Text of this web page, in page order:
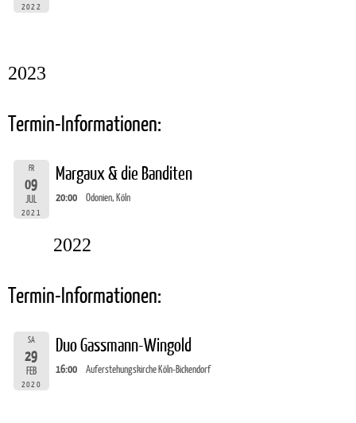
2022
2023
Termin-Informationen:
FR
09
JUL
2021
Margaux & die Banditen
20:00 Odonien, Köln
2022
Termin-Informationen:
SA
29
FEB
2020
Duo Gassmann-Wingold
16:00 Auferstehungskirche Köln-Bickendorf